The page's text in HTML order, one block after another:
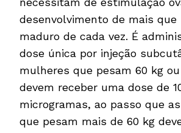
desenvolvimento de mais que
maduro de cada vez. É
dose única por injeção
mulheres que pesam 60 kg
devem receber uma dose de
microgramas, ao passo que
que pesam mais de 60 kg